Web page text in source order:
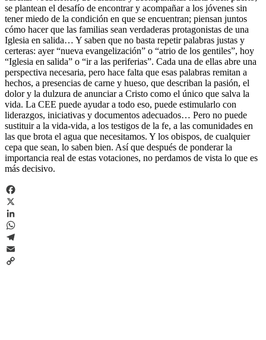
se plantean el desafío de encontrar y acompañar a los jóvenes sin
tener miedo de la condición en que se encuentran; piensan juntos
cómo hacer que las familias sean verdaderas protagonistas de una
Iglesia en salida… Y saben que no basta repetir palabras justas y
certeras: ayer “nueva evangelización” o “atrio de los gentiles”, hoy
“Iglesia en salida” o “ir a las periferias”. Cada una de ellas abre una
perspectiva necesaria, pero hace falta que esas palabras remitan a
hechos, a presencias de carne y hueso, que describan la pasión, el
dolor y la dulzura de anunciar a Cristo como el único que salva la
vida. La CEE puede ayudar a todo eso, puede estimularlo con
liderazgos, iniciativas y documentos adecuados… Pero no puede
sustituir a la vida-vida, a los testigos de la fe, a las comunidades en
las que brota el agua que necesitamos. Y los obispos, de cualquier
cepa que sean, lo saben bien. Así que después de ponderar la
importancia real de estas votaciones, no perdamos de vista lo que es
más decisivo.
Facebook
X
LinkedIn
WhatsApp
Telegram
Email